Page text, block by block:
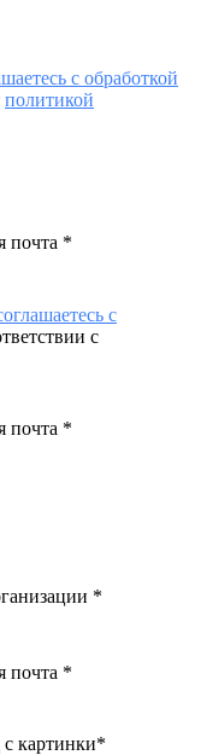
с обработкой
политикой
почта *
с
с
почта *
*
почта *
картинки*